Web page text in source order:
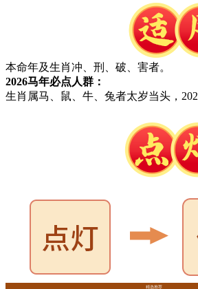
本命年及生肖冲、刑、破、害者。
2026马年必点人群：
生肖属马、鼠、牛、兔者太岁当头，
精选推荐